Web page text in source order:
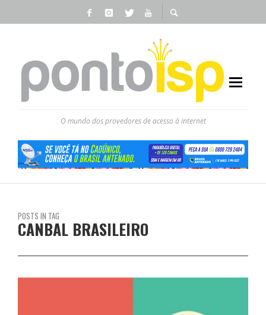
O mundo dos provedores de acesso à internet
POSTS IN TAG
CANBAL BRASILEIRO